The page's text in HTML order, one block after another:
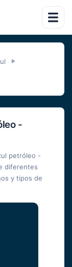
►
-
petróleo -
diferentes
y tipos de